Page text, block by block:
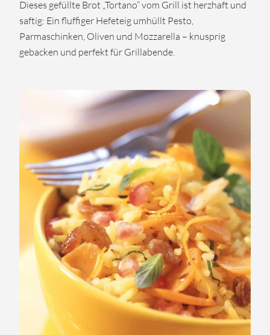
Dieses gefüllte Brot „Tortano“ vom Grill ist herzhaft und
saftig: Ein fluffiger Hefeteig umhüllt Pesto,
Parmaschinken, Oliven und Mozzarella – knusprig
gebacken und perfekt für Grillabende.